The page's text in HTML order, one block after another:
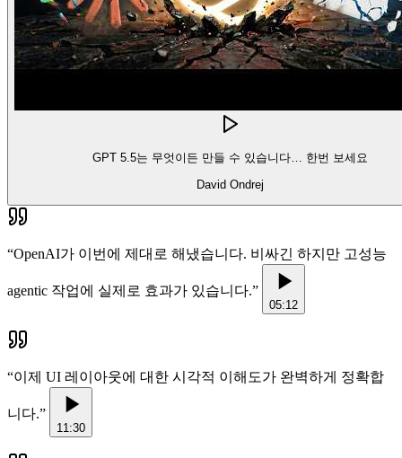
GPT 5.5는 무엇이든 만들 수 있습니다… 한번 보세요
David Ondrej
“OpenAI가 이번에 제대로 해냈습니다. 비싸긴 하지만 고성능
agentic 작업에 실제로 효과가 있습니다.”
05:12
“이제 UI 레이아웃에 대한 시각적 이해도가 완벽하게 정확합
니다.”
11:30